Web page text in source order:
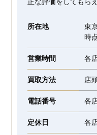
所在地
東
時
営業時間 各
買取方法 店
電話番号 各
定休日 各